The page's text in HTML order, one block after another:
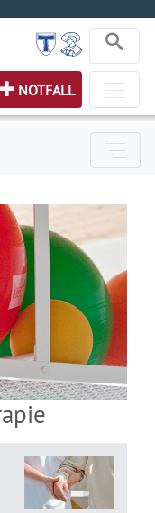
NOTFALL